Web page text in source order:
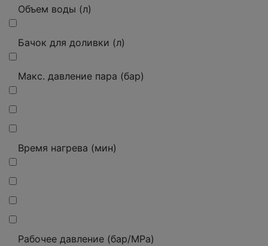
Объем воды (л)
Бачок для доливки (л)
Макс. давление пара (бар)
Время нагрева (мин)
Рабочее давление (бар/MPa)